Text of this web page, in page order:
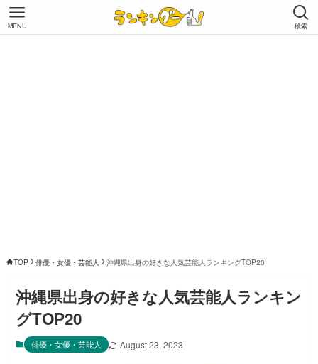
検索
MENU
TOP 俳優・女優・芸能人 沖縄県出身の好きな人気芸能人ランキングTOP20
沖縄県出身の好きな人気芸能人ランキン
グTOP20
俳優・女優・芸能人 August 23, 2023